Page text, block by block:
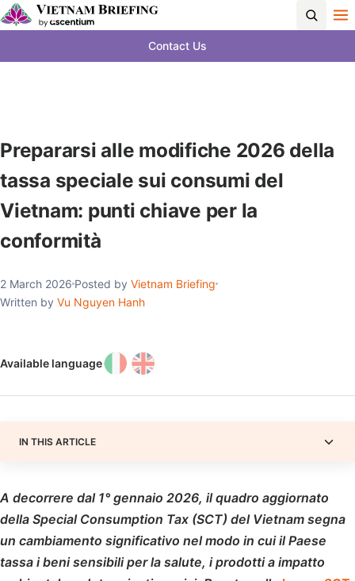
Contact Us
Prepararsi alle modifiche 2026 della
tassa speciale sui consumi del
Vietnam: punti chiave per la
conformità
2 March 2026 Posted by Vietnam Briefing
Written by Vu Nguyen Hanh
Available language
IN THIS ARTICLE
A decorrere dal 1° gennaio 2026, il quadro aggiornato
della Special Consumption Tax (SCT) del Vietnam segna
un cambiamento significativo nel modo in cui il Paese
tassa i beni sensibili per la salute, i prodotti a impatto